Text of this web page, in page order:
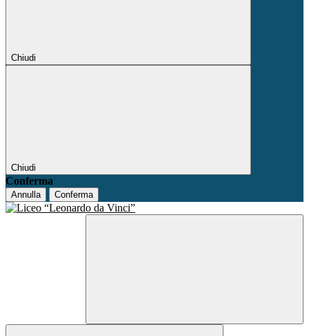
Chiudi
Chiudi
Conferma
Annulla Conferma